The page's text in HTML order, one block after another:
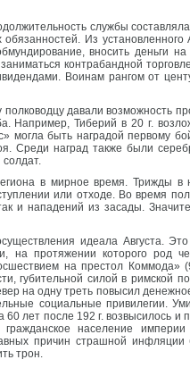
службы
Из установленного
вносить деньги
контрабандной
Воинам рангом от
давали возможность
Например, Тиберий в 20 г.
быть наградой первому
Среди наград также были
в мирное время. Трижды
или отходе. Во время
и нападений из засады.
идеала Августа.
на протяжении которого род
на престол Коммода»
губительной силой в римской
на одну треть повысил
социальные привилегии.
лет после 192 г. возвысилось и
население
причин страшной
трон.